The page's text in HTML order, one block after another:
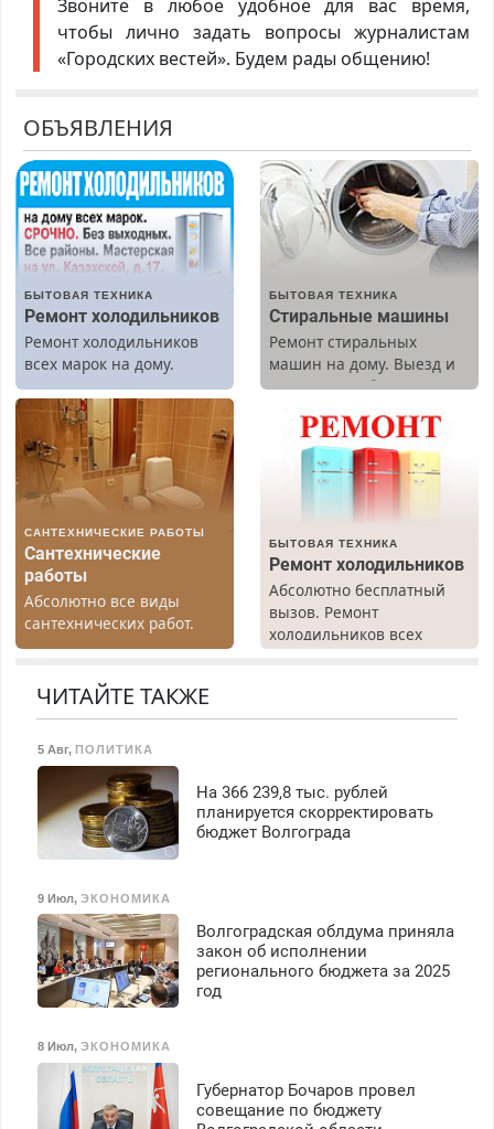
Звоните в любое удобное для вас время,
чтобы лично задать вопросы журналистам
«Городских вестей». Будем рады общению!
ОБЪЯВЛЕНИЯ
БЫТОВАЯ ТЕХНИКА
Ремонт холодильников
Ремонт холодильников
всех марок на дому.
БЫТОВАЯ ТЕХНИКА
Стиральные машины
Ремонт стиральных
машин на дому. Выезд и
диагностика бесплатно.
САНТЕХНИЧЕСКИЕ РАБОТЫ
Сантехнические
работы
Абсолютно все виды
сантехнических работ.
Быстро. Качественно.
БЫТОВАЯ ТЕХНИКА
Ремонт холодильников
Абсолютно бесплатный
вызов. Ремонт
холодильников всех
Пенсионерам – скидки до
ЧИТАЙТЕ ТАКЖЕ
5 Авг, ПОЛИТИКА
На 366 239,8 тыс. рублей
планируется скорректировать
бюджет Волгограда
9 Июл, ЭКОНОМИКА
Волгоградская облдума приняла
закон об исполнении
регионального бюджета за 2025
год
8 Июл, ЭКОНОМИКА
Губернатор Бочаров провел
совещание по бюджету